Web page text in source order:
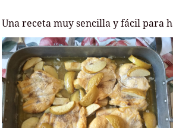
Una receta muy sencilla y fácil para